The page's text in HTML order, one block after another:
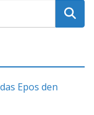
Epos den